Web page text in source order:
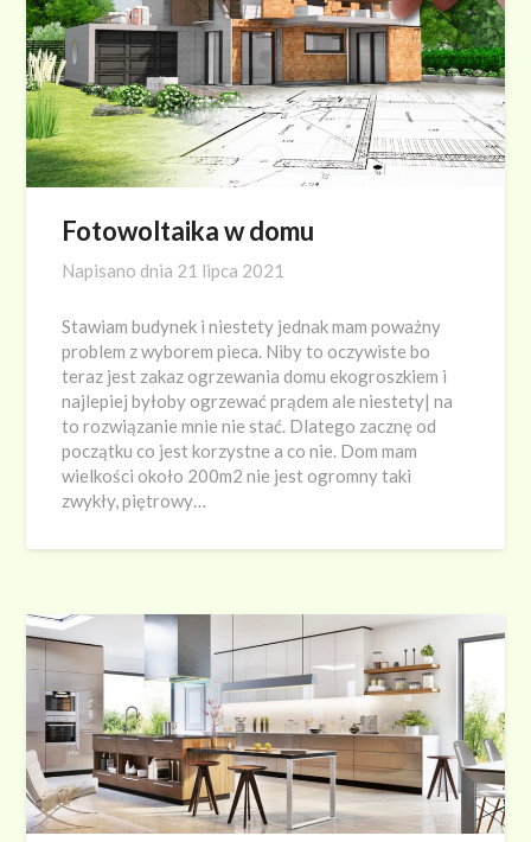
Fotowoltaika w domu
Napisano dnia 21 lipca 2021
Stawiam budynek i niestety jednak mam poważny
problem z wyborem pieca. Niby to oczywiste bo
teraz jest zakaz ogrzewania domu ekogroszkiem i
najlepiej byłoby ogrzewać prądem ale niestety| na
to rozwiązanie mnie nie stać. Dlatego zacznę od
początku co jest korzystne a co nie. Dom mam
wielkości około 200m2 nie jest ogromny taki
zwykły, piętrowy…